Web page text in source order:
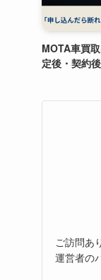
MOTA車買
定後・契約
ご訪問あ
運営者の